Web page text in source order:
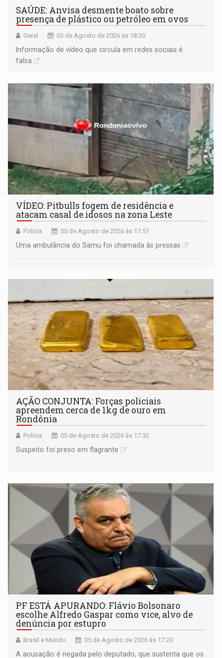
SAÚDE: Anvisa desmente boato sobre
presença de plástico ou petróleo em ovos
Geral 05 de Agosto de 2026 às 18:30
Informação de vídeo que circula em redes sociais é
falsa
VÍDEO: Pitbulls fogem de residência e
atacam casal de idosos na zona Leste
Polícia 05 de Agosto de 2026 às 17:51
Uma ambulância do Samu foi chamada às pressas
AÇÃO CONJUNTA: Forças policiais
apreendem cerca de 1kg de ouro em
Rondônia
Polícia 05 de Agosto de 2026 às 17:32
Suspeito foi preso em flagrante
PF ESTÁ APURANDO: Flávio Bolsonaro
escolhe Alfredo Gaspar como vice, alvo de
denúncia por estupro
Brasil e Mundo 05 de Agosto de 2026 às 17:20
A acusação é negada pelo deputado, que sustenta que os